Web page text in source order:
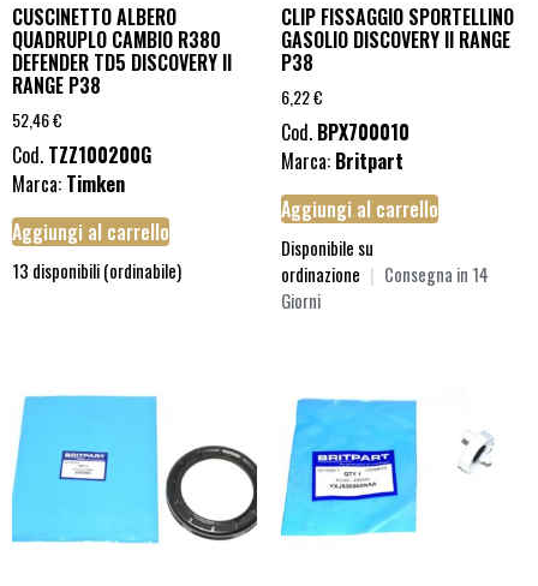
CUSCINETTO ALBERO
QUADRUPLO CAMBIO R380
DEFENDER TD5 DISCOVERY II
RANGE P38
52,46€
Cod. TZZ100200G
Marca: Timken
Aggiungi al carrello
13 disponibili (ordinabile)
CLIP FISSAGGIO SPORTELLINO
GASOLIO DISCOVERY II RANGE
P38
6,22€
Cod. BPX700010
Marca: Britpart
Aggiungi al carrello
Disponibile su
ordinazione | Consegna in 14
Giorni